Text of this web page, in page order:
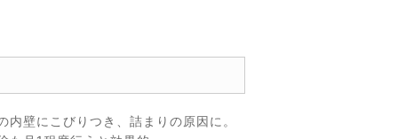
壁にこびりつき、詰まりの原因に。